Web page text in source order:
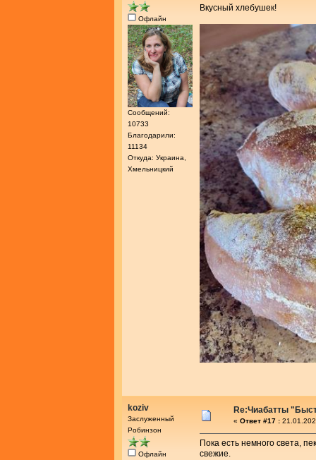
Офлайн
Сообщений:
10733
Благодарили:
11134
Откуда: Украина,
Хмельницкий
Вкусный хлебушек!
koziv
Заслуженный
Робинзон
Офлайн
Re:Чиабатты
« Ответ #17 :
Пока есть немного света,
свежие.